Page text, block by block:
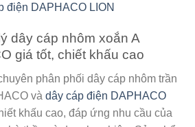
điện DAPHACO LION
dây cáp nhôm xoắn A
giá tốt, chiết khấu cao
phân phối dây cáp nhôm trần
và dây cáp điện DAPHACO
khấu cao, đáp ứng nhu cầu của